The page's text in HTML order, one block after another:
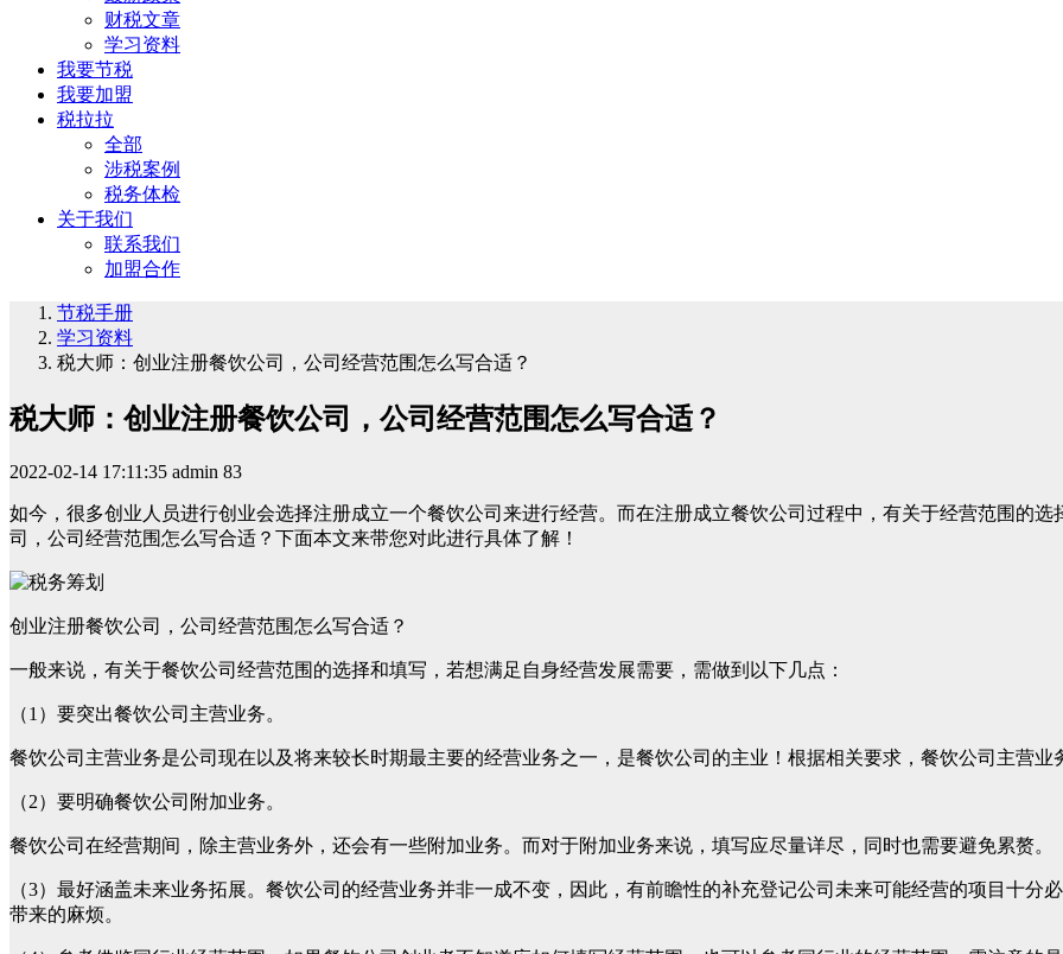
财税文章
学习资料
我要节税
我要加盟
税拉拉
全部
涉税案例
税务体检
关于我们
联系我们
加盟合作
节税手册
学习资料
税大师：创业注册餐饮公司，公司经营范围怎么写合适？
税大师：创业注册餐饮公司，公司经营范围怎么写合适？
2022-02-14 17:11:35 admin 83
如今，很多创业人员进行创业会选择注册成立一个餐饮公司来进行经营。而在注册成立餐饮公司过程中，有关于经营范围的
司，公司经营范围怎么写合适？下面本文来带您对此进行具体了解！
创业注册餐饮公司，公司经营范围怎么写合适？
一般来说，有关于餐饮公司经营范围的选择和填写，若想满足自身经营发展需要，需做到以下几点：
（1）要突出餐饮公司主营业务。
餐饮公司主营业务是公司现在以及将来较长时期最主要的经营业务之一，是餐饮公司的主业！根据相关要求，餐饮公司主营业
（2）要明确餐饮公司附加业务。
餐饮公司在经营期间，除主营业务外，还会有一些附加业务。而对于附加业务来说，填写应尽量详尽，同时也需要避免累赘。
（3）最好涵盖未来业务拓展。 餐饮公司的经营业务并非一成不变，因此，有前瞻性的补充登记公司未来可能经营的项目十分
带来的麻烦。